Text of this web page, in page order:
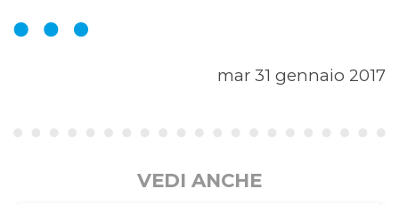
mar 31 gennaio 2017
VEDI ANCHE